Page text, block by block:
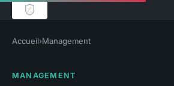
Accueil›Management
MANAGEMENT